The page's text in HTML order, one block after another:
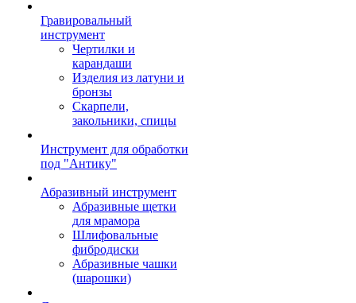
Гравировальный
инструмент
Чертилки и
карандаши
Изделия из латуни и
бронзы
Скарпели,
закольники, спицы
Инструмент для обработки
под "Антику"
Абразивный инструмент
Абразивные щетки
для мрамора
Шлифовальные
фибродиски
Абразивные чашки
(шарошки)